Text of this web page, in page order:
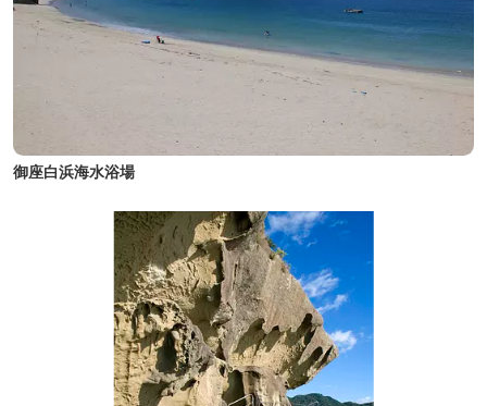
御座白浜海水浴場